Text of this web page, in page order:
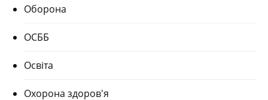
Оборона
ОСББ
Освіта
Охорона здоров'я